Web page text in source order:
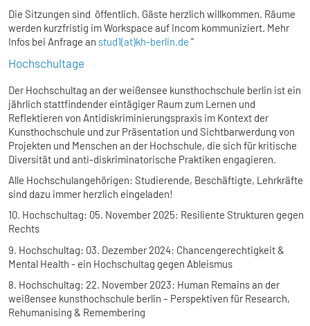
Die Sitzungen sind öffentlich. Gäste herzlich willkommen. Räume
werden kurzfristig im Workspace auf Incom kommuniziert. Mehr
Infos bei Anfrage an stud1(at)kh-berlin.de "
Hochschultage
Der Hochschultag an der weißensee kunsthochschule berlin ist ein
jährlich stattfindender eintägiger Raum zum Lernen und
Reflektieren von Antidiskriminierungspraxis im Kontext der
Kunsthochschule und zur Präsentation und Sichtbarwerdung von
Projekten und Menschen an der Hochschule, die sich für kritische
Diversität und anti-diskriminatorische Praktiken engagieren.
Alle Hochschulangehörigen: Studierende, Beschäftigte, Lehrkräfte
sind dazu immer herzlich eingeladen!
10. Hochschultag: 05. November 2025: Resiliente Strukturen gegen
Rechts
9. Hochschultag: 03. Dezember 2024: Chancengerechtigkeit &
Mental Health - ein Hochschultag gegen Ableismus
8. Hochschultag: 22. November 2023: Human Remains an der
weißensee kunsthochschule berlin – Perspektiven für Research,
Rehumanising & Remembering